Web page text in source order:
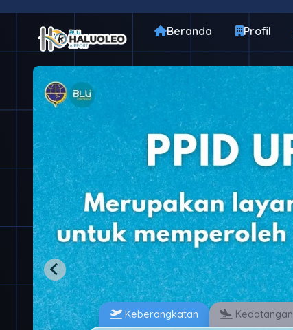
Beranda Profil
Keberangkatan Kedatangan